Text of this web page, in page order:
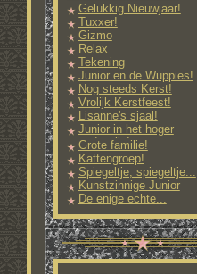
Gelukkig Nieuwjaar!
Tuxxer!
Gizmo
Relax
Tekening
Junior en de Wuppies!
Nog steeds Kerst!
Vrolijk Kerstfeest!
Lisanne's sjaal!
Junior in het hoger
onderwijs!
Grote familie!
Kattengroep!
Spiegeltje, spiegeltje...
Kunstzinnige Junior
De enige echte...